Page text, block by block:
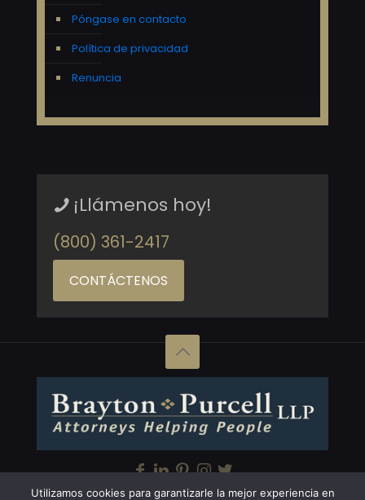
Póngase en contacto
Política de privacidad
Renuncia
¡Llámenos hoy!
(800) 361-2417
CONTÁCTENOS
Utilizamos cookies para garantizarle la mejor experiencia en